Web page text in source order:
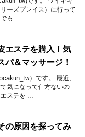
ーズプレイス）に行って
も ...
エステを購入！気
パ＆マッサージ！
）です。 最近、
気になって仕方ないの
ステを ...
の原因を探ってみ